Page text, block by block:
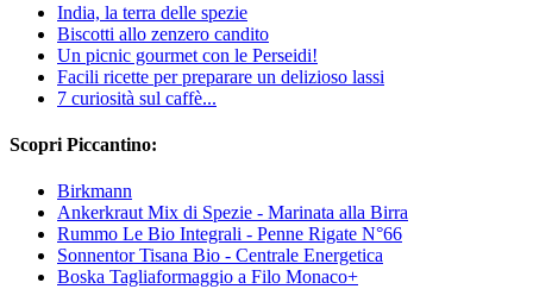
India, la terra delle spezie
Biscotti allo zenzero candito
Un picnic gourmet con le Perseidi!
Facili ricette per preparare un delizioso lassi
7 curiosità sul caffè...
Scopri Piccantino:
Birkmann
Ankerkraut Mix di Spezie - Marinata alla Birra
Rummo Le Bio Integrali - Penne Rigate N°66
Sonnentor Tisana Bio - Centrale Energetica
Boska Tagliaformaggio a Filo Monaco+